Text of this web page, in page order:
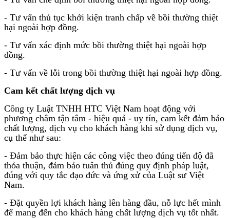
- Tư vấn thủ tục khởi kiện tranh chấp về bồi thường thiệt
hại ngoài hợp đồng.
- Tư vấn xác định mức bồi thường thiệt hại ngoài hợp
đồng.
- Tư vấn về lỗi trong bồi thường thiệt hại ngoài hợp đồng.
Cam kết chất lượng dịch vụ
Công ty Luật TNHH HTC Việt Nam hoạt động với
phương châm tận tâm - hiệu quả - uy tín, cam kết đảm bảo
chất lượng, dịch vụ cho khách hàng khi sử dụng dịch vụ,
cụ thể như sau:
- Đảm bảo thực hiện các công việc theo đúng tiến độ đã
thỏa thuận, đảm bảo tuân thủ đúng quy định pháp luật,
đúng với quy tắc đạo đức và ứng xử của Luật sư Việt
Nam.
- Đặt quyền lợi khách hàng lên hàng đầu, nỗ lực hết mình
để mang đến cho khách hàng chất lượng dịch vụ tốt nhất.